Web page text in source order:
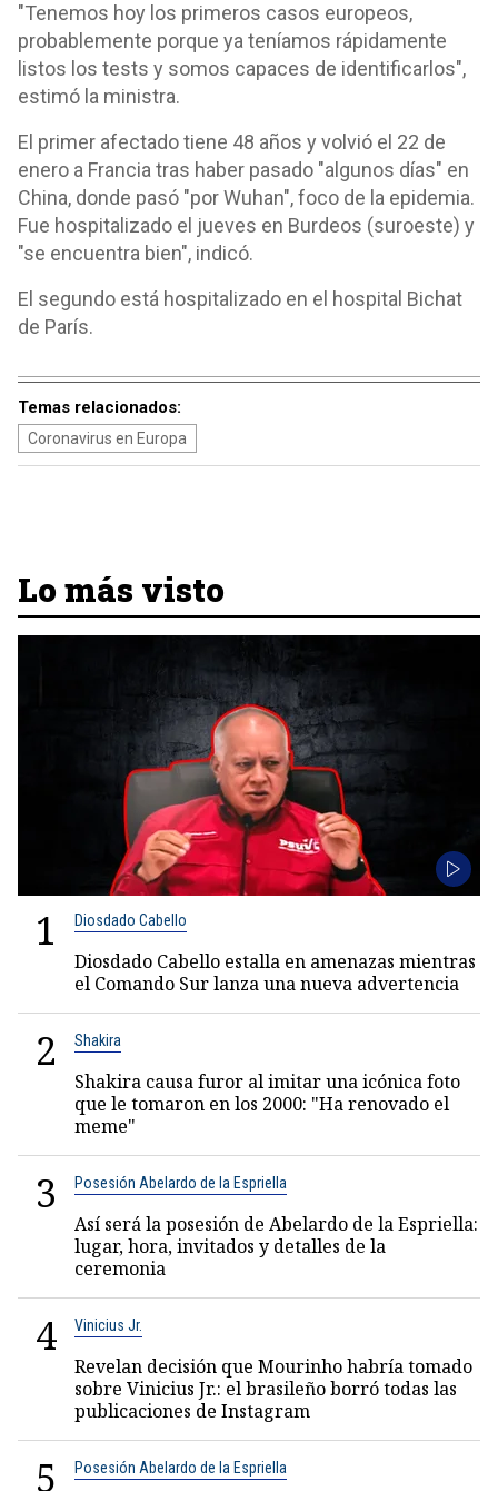
"Tenemos hoy los primeros casos europeos,
probablemente porque ya teníamos rápidamente
listos los tests y somos capaces de identificarlos",
estimó la ministra.
El primer afectado tiene 48 años y volvió el 22 de
enero a Francia tras haber pasado "algunos días" en
China, donde pasó "por Wuhan", foco de la epidemia.
Fue hospitalizado el jueves en Burdeos (suroeste) y
"se encuentra bien", indicó.
El segundo está hospitalizado en el hospital Bichat
de París.
Temas relacionados:
Coronavirus en Europa
Lo más visto
1 Diosdado Cabello
Diosdado Cabello estalla en amenazas mientras
el Comando Sur lanza una nueva advertencia
2 Shakira
Shakira causa furor al imitar una icónica foto
que le tomaron en los 2000: "Ha renovado el
meme"
3 Posesión Abelardo de la Espriella
Así será la posesión de Abelardo de la Espriella:
lugar, hora, invitados y detalles de la
ceremonia
4 Vinicius Jr.
Revelan decisión que Mourinho habría tomado
sobre Vinicius Jr.: el brasileño borró todas las
publicaciones de Instagram
5 Posesión Abelardo de la Espriella